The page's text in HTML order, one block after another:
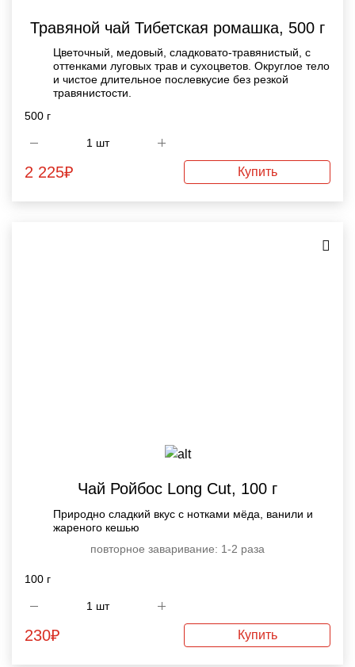
Травяной чай Тибетская ромашка, 500 г
Цветочный, медовый, сладковато-травянистый, с
оттенками луговых трав и сухоцветов. Округлое тело
и чистое длительное послевкусие без резкой
травянистости.
500 г
2 225₽ Купить
Чай Ройбос Long Cut, 100 г
Природно сладкий вкус с нотками мёда, ванили и
жареного кешью
повторное заваривание: 1-2 раза
100 г
230₽ Купить